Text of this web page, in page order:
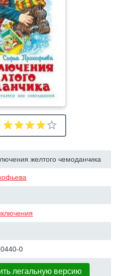
желтого чемоданчика
0
легальную версию